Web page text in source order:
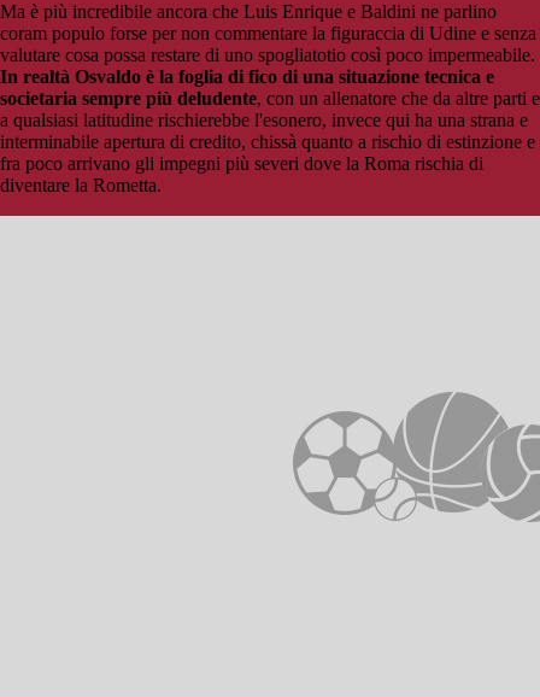
Ma è più incredibile ancora che Luis Enrique e Baldini ne parlino
coram populo forse per non commentare la figuraccia di Udine e senza
valutare cosa possa restare di uno spogliatotio così poco impermeabile.
In realtà Osvaldo è la foglia di fico di una situazione tecnica e
societaria sempre più deludente, con un allenatore che da altre parti e
a qualsiasi latitudine rischierebbe l'esonero, invece qui ha una strana e
interminabile apertura di credito, chissà quanto a rischio di estinzione e
fra poco arrivano gli impegni più severi dove la Roma rischia di
diventare la Rometta.